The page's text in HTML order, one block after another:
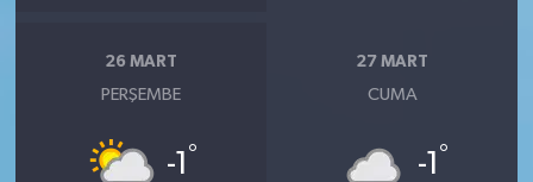
26 MART
PERŞEMBE
-1 °
27 MART
CUMA
-1 °